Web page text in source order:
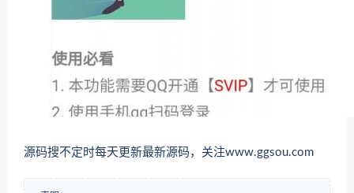
源码搜不定时每天更新最新源码，关注www.ggsou.com